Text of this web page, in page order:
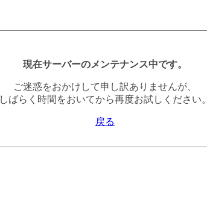
現在サーバーのメンテナンス中です。
ご迷惑をおかけして申し訳ありませんが、
しばらく時間をおいてから再度お試しください。
戻る